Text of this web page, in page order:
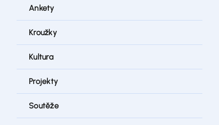
Ankety
Kroužky
Kultura
Projekty
Soutěže